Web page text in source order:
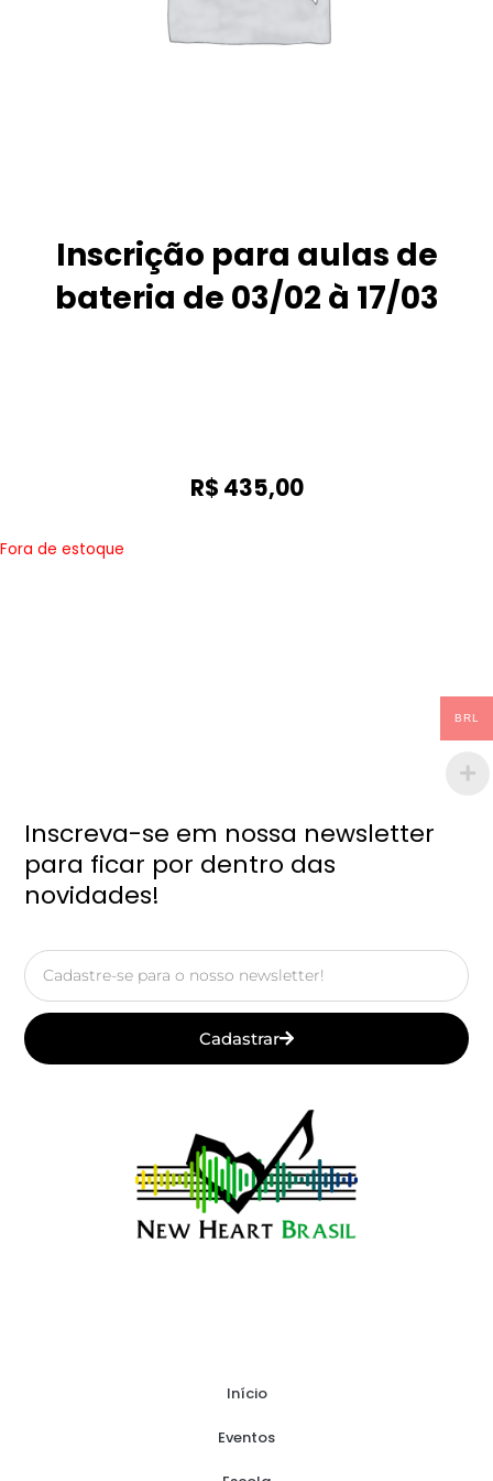
Inscrição para aulas de
bateria de 03/02 à 17/03
R$ 435,00
Fora de estoque
Inscreva-se em nossa newsletter
para ficar por dentro das
novidades!
Email
Cadastrar
Início
Eventos
BRL